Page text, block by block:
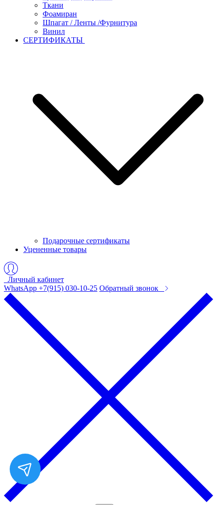
Ткани
Фоамиран
Шпагат / Ленты /Фурнитура
Винил
СЕРТИФИКАТЫ
Подарочные сертификаты
Уцененные товары
Личный кабинет
WhatsApp +7(915) 030-10-25 Обратный звонок